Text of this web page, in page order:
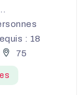
: 18
75